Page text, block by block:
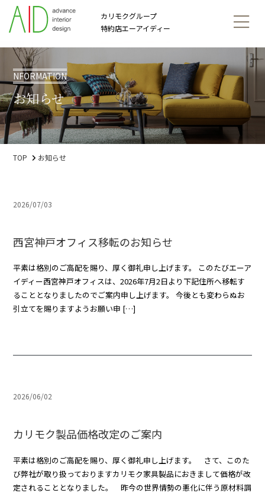
カリモクグループ
特約店エーアイディー
NFORMATION
お知らせ
TOP お知らせ
2026/07/03
西宮神戸オフィス移転のお知らせ
平素は格別のご高配を賜り、厚く御礼申し上げます。 このたびエーア
イディー西宮神戸オフィスは、2026年7月2日より下記住所へ移転す
ることとなりましたのでご案内申し上げます。 今後とも変わらぬお
引立てを賜りますようお願い申 […]
2026/06/02
カリモク製品価格改定のご案内
平素は格別のご高配を賜り、厚く御礼申し上げます。 さて、このた
び弊社が取り扱っておりますカリモク家具製品におきまして価格が改
定されることとなりました。 昨今の世界情勢の悪化に伴う原材料調